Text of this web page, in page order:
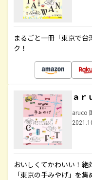
まるごと一冊「東京で
ク！
ａ
aruco
おいしくてかわいい！
「東京の手みやげ」を集